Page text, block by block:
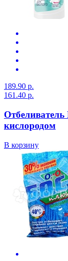
189.90 р.
161.40 р.
кислородом
В корзину